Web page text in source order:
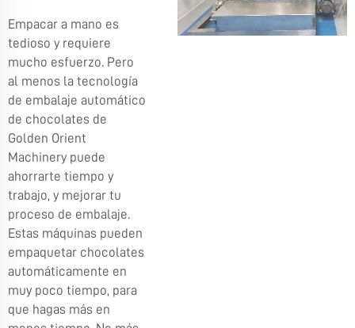
Empacar a mano es
tedioso y requiere
mucho esfuerzo. Pero
al menos la tecnología
de embalaje automático
de chocolates de
Golden Orient
Machinery puede
ahorrarte tiempo y
trabajo, y mejorar tu
proceso de embalaje.
Estas máquinas pueden
empaquetar chocolates
automáticamente en
muy poco tiempo, para
que hagas más en